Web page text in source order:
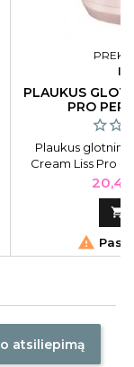
PLAUKUS
PRO
Plaukus
Cream Liss Pro
Kaina


atsiliepimą